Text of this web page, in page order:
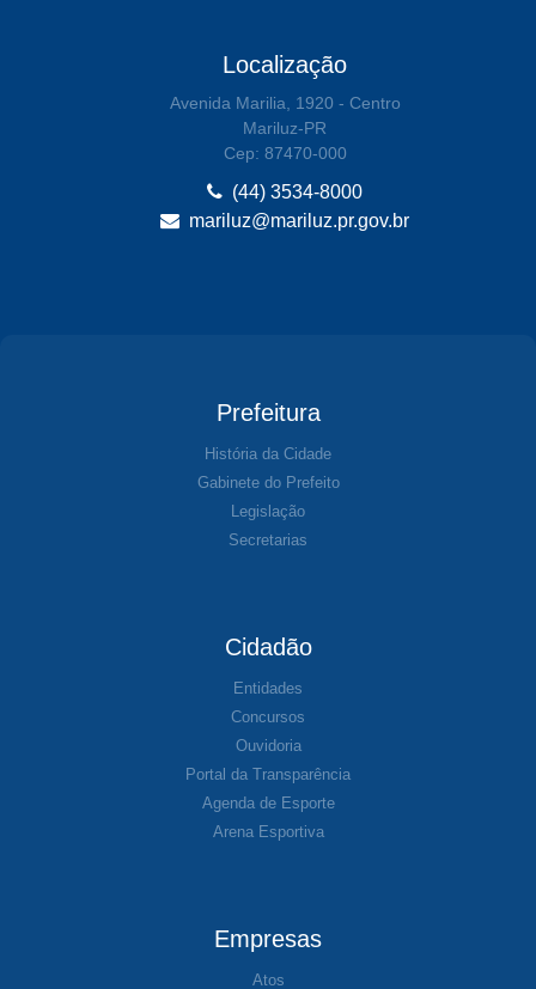
Localização
Avenida Marilia, 1920 - Centro
Mariluz-PR
Cep: 87470-000
(44) 3534-8000
mariluz@mariluz.pr.gov.br
Prefeitura
História da Cidade
Gabinete do Prefeito
Legislação
Secretarias
Cidadão
Entidades
Concursos
Ouvidoria
Portal da Transparência
Agenda de Esporte
Arena Esportiva
Empresas
Atos